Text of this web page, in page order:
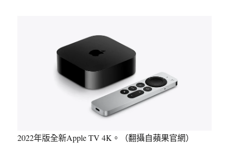
2022年版全新Apple TV 4K。（翻攝自蘋果官網）